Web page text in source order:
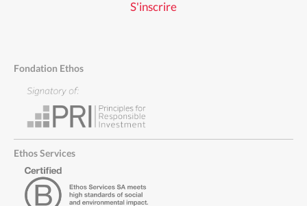
S'inscrire
Fondation Ethos
Ethos Services